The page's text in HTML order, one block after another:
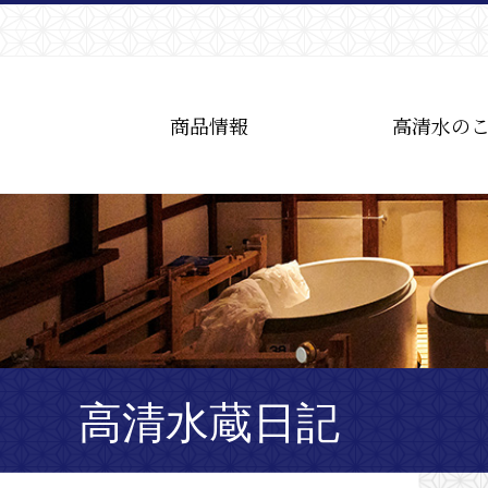
商品情報 高清水の
高清水蔵日記